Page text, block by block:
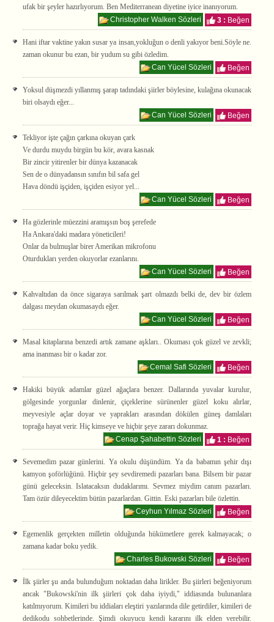
ufak bir şeyler hazırlıyorum. Ben Mediterranean diyetine iyice inanıyorum.
Christopher Walken Sözleri
3 : Beğen
Hani iftar vaktine yakın susar ya insan,yokluğun o denli yakıyor beni.Söyle ne.
zaman okunur bu ezan, bir yudum su gibi özledim.
Can Yücel Sözleri
Beğen
Yoksul düşmezdi yıllanmış şarap tadındaki şiirler böylesine, kulağına okunacak
biri olsaydı eğer...
Can Yücel Sözleri
Beğen
Tekliyor işte çağın çarkına okuyan çark
Ve durdu muydu birgün bu kör, avara kasnak
Bir zincir yitirenler bir dünya kazanacak
Sen de o dünyadansın sınıfın bil safa gel
Hava döndü işçiden, işçiden esiyor yel...
Can Yücel Sözleri
Beğen
Ha gözlerinle müezzini aramışsın boş şerefede
Ha Ankara'daki madara yöneticileri!
Onlar da bulmuşlar birer Amerikan mikrofonu
Oturdukları yerden okuyorlar ezanlarını.
Can Yücel Sözleri
Beğen
Kahvaltıdan da önce sigaraya sarılmak şart olmazdı belki de, dev bir özlem
dalgası meydan okumasaydı eğer.
Can Yücel Sözleri
Beğen
Masal kitaplarına benzedi artık zamane aşkları.. Okuması çok güzel ve zevkli;
ama inanması bir o kadar zor.
Cemal Safi Sözleri
Beğen
Hakiki büyük adamlar güzel ağaçlara benzer. Dallarında yuvalar kurulur,
gölgesinde yorgunlar dinlenir, çiçeklerine sürünenler güzel koku alırlar,
meyvesiyle açlar doyar ve yaprakları arasından dökülen güneş damlaları
toprağa hayat verir. Hiç kimseye ve hiçbir şeye zararı dokunmaz.
Cenap Şahabettin Sözleri
1 : Beğen
Sevemedim pazar günlerini. Ya okulu düşündüm. Ya da babamın şehir dışı
kamyon şoförlüğünü. Hiçbir şey sevdiremedi pazarları bana. Bilsem bir pazar
günü geleceksin. Islatacaksın dudaklarımı. Sevmez miydim canım pazarları.
Tam özür dileyecektim bütün pazarlardan. Gittin. Eski pazarları bile özlettin.
Ceyhun Yılmaz Sözleri
Beğen
Egemenlik gerçekten milletin olduğunda hükümetlere gerek kalmayacak; o
zamana kadar boku yedik.
Charles Bukowski Sözleri
Beğen
İlk şiirler şu anda bulunduğum noktadan daha lirikler. Bu şiirleri beğeniyorum
ancak "Bukowski'nin ilk şiirleri çok daha iyiydi," iddiasında bulunanlara
katılmıyorum. Kimileri bu iddiaları eleştiri yazılarında dile getirdiler, kimileri de
dedikodu sohbetlerinde. Şimdi okuyucu kendi kararını ilk elden verebilir.